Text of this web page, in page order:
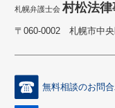
札幌弁護士会村松法律
〒060-0002 札幌市中央
無料相談のお問